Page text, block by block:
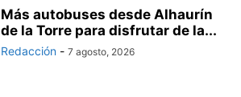
Más autobuses desde Alhaurín
de la Torre para disfrutar de la...
Redacción - 7 agosto, 2026